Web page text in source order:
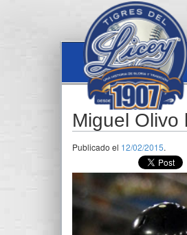
Miguel Olivo
Publicado el 12/02/2015.